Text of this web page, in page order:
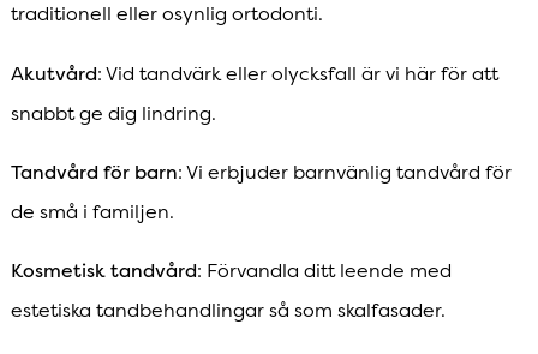
traditionell eller osynlig ortodonti.
Akutvård: Vid tandvärk eller olycksfall är vi här för att
snabbt ge dig lindring.
Tandvård för barn: Vi erbjuder barnvänlig tandvård för
de små i familjen.
Kosmetisk tandvård: Förvandla ditt leende med
estetiska tandbehandlingar så som skalfasader.